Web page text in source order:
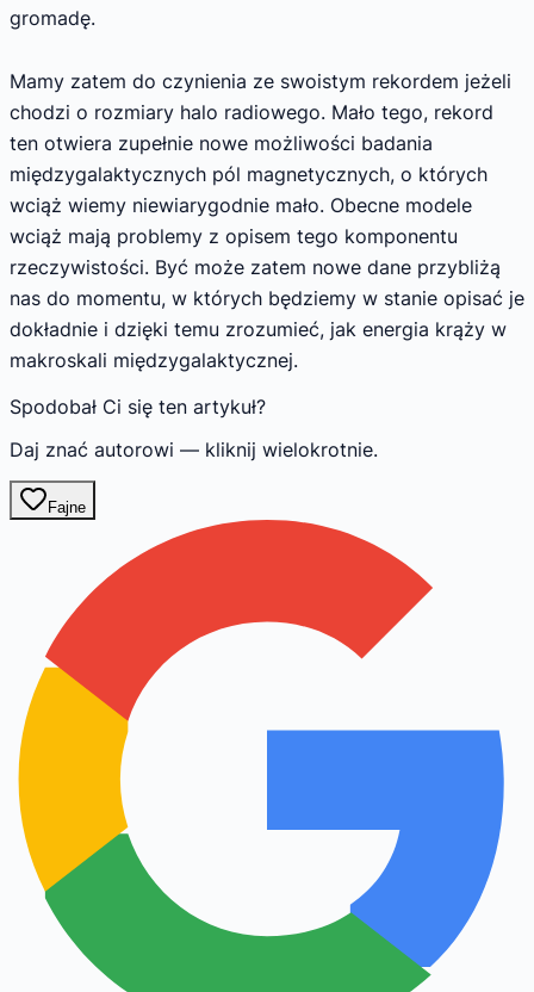
gromadę.
Mamy zatem do czynienia ze swoistym rekordem jeżeli
chodzi o rozmiary halo radiowego. Mało tego, rekord
ten otwiera zupełnie nowe możliwości badania
międzygalaktycznych pól magnetycznych, o których
wciąż wiemy niewiarygodnie mało. Obecne modele
wciąż mają problemy z opisem tego komponentu
rzeczywistości. Być może zatem nowe dane przybliżą
nas do momentu, w których będziemy w stanie opisać je
dokładnie i dzięki temu zrozumieć, jak energia krąży w
makroskali międzygalaktycznej.
Spodobał Ci się ten artykuł?
Daj znać autorowi — kliknij wielokrotnie.
Fajne